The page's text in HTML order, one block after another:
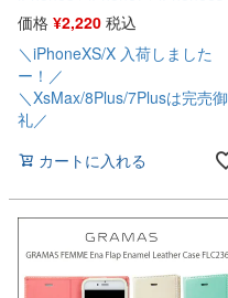
価格 ¥2,220 税込
＼iPhoneXS/X 入荷しました
ー！／
＼XsMax/8Plus/7Plusは完売御
礼／
カートに入れる